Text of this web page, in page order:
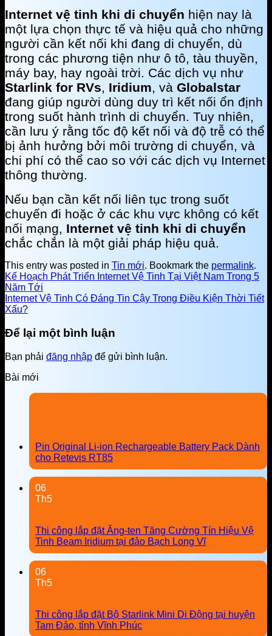
Internet vệ tinh khi di chuyển hiện nay là
một lựa chọn thực tế và hiệu quả cho những
người cần kết nối khi đang di chuyển, dù
trong các phương tiện như ô tô, tàu thuyền,
máy bay, hay ngoài trời. Các dịch vụ như
Starlink for RVs, Iridium, và Globalstar
đang giúp người dùng duy trì kết nối ổn định
trong suốt hành trình di chuyển. Tuy nhiên,
cần lưu ý rằng tốc độ kết nối và độ trễ có thể
bị ảnh hưởng bởi môi trường di chuyển, và
chi phí có thể cao so với các dịch vụ Internet
thông thường.
Nếu bạn cần kết nối liên tục trong suốt
chuyến đi hoặc ở các khu vực không có kết
nối mạng, Internet vệ tinh khi di chuyển
chắc chắn là một giải pháp hiệu quả.
This entry was posted in Tin mới. Bookmark the permalink.
Kế Hoạch Phát Triển Internet Vệ Tinh Tại Việt Nam Trong 5
Năm Tới
Internet Vệ Tinh Có Đáng Tin Cậy Trong Điều Kiện Thời Tiết
Xấu?
Để lại một bình luận
Bạn phải đăng nhập để gửi bình luận.
Bài mới
Pin Original Li-ion Rechargeable Battery Pack Dành
cho Retevis RT85
06
Th5
Thi công lắp đặt Ăng-ten Tăng Cường Tín Hiệu Vệ
Tinh Beam Iridium tại đảo Bạch Long Vĩ
06
Th5
Thi công lắp đặt Bộ Starlink Mini Di Động tại huyện
Tam Đảo, tỉnh Vĩnh Phúc